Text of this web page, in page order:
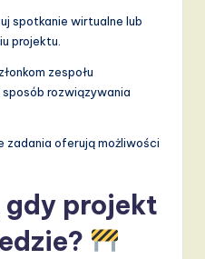
spotkanie wirtualne lub
projektu.
zespołu
rozwiązywania
zadania oferują możliwości
gdy projekt